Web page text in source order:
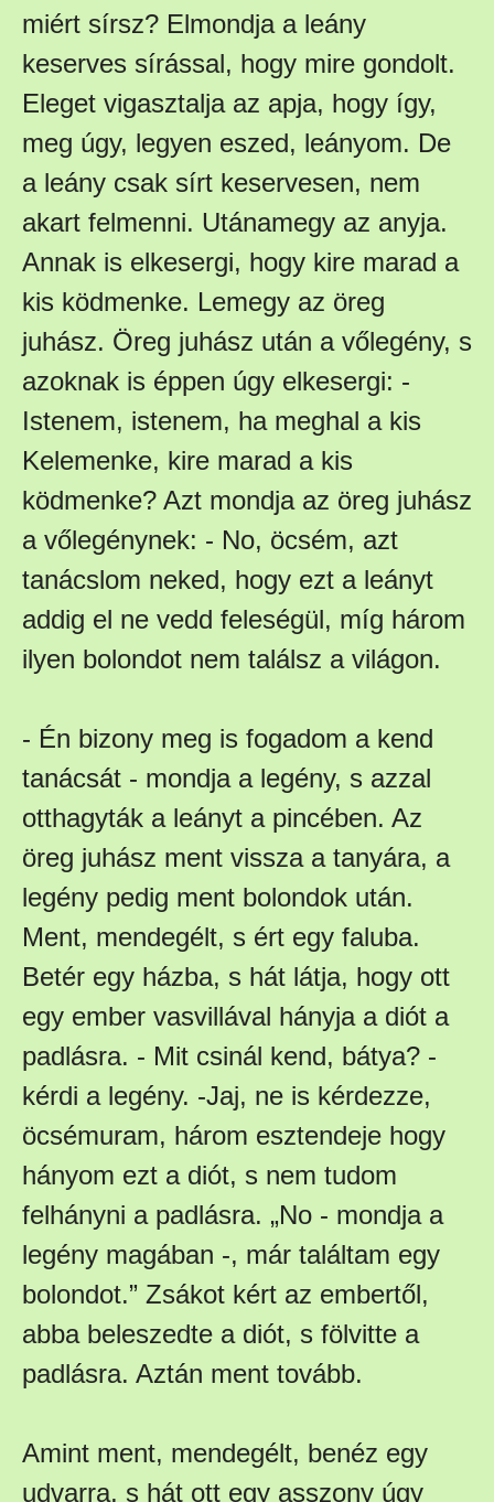
miért sírsz? Elmondja a leány
keserves sírással, hogy mire gondolt.
Eleget vigasztalja az apja, hogy így,
meg úgy, legyen eszed, leányom. De
a leány csak sírt keservesen, nem
akart felmenni. Utánamegy az anyja.
Annak is elkesergi, hogy kire marad a
kis ködmenke. Lemegy az öreg
juhász. Öreg juhász után a vőlegény, s
azoknak is éppen úgy elkesergi: -
Istenem, istenem, ha meghal a kis
Kelemenke, kire marad a kis
ködmenke? Azt mondja az öreg juhász
a vőlegénynek: - No, öcsém, azt
tanácslom neked, hogy ezt a leányt
addig el ne vedd feleségül, míg három
ilyen bolondot nem találsz a világon.
- Én bizony meg is fogadom a kend
tanácsát - mondja a legény, s azzal
otthagyták a leányt a pincében. Az
öreg juhász ment vissza a tanyára, a
legény pedig ment bolondok után.
Ment, mendegélt, s ért egy faluba.
Betér egy házba, s hát látja, hogy ott
egy ember vasvillával hányja a diót a
padlásra. - Mit csinál kend, bátya? -
kérdi a legény. -Jaj, ne is kérdezze,
öcsémuram, három esztendeje hogy
hányom ezt a diót, s nem tudom
felhányni a padlásra. „No - mondja a
legény magában -, már találtam egy
bolondot.” Zsákot kért az embertől,
abba beleszedte a diót, s fölvitte a
padlásra. Aztán ment tovább.
Amint ment, mendegélt, benéz egy
udvarra, s hát ott egy asszony úgy